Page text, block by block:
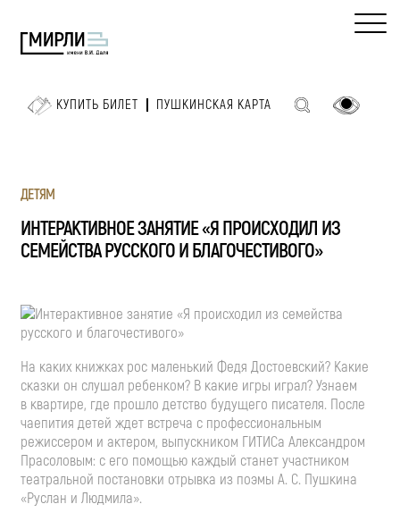
КУПИТЬ БИЛЕТ ПУШКИНСКАЯ КАРТА
ДЕТЯМ
ИНТЕРАКТИВНОЕ ЗАНЯТИЕ «Я ПРОИСХОДИЛ ИЗ
СЕМЕЙСТВА РУССКОГО И БЛАГОЧЕСТИВОГО»
На каких книжках рос маленький Федя Достоевский? Какие
сказки он слушал ребенком? В какие игры играл? Узнаем
в квартире, где прошло детство будущего писателя. После
чаепития детей ждет встреча с профессиональным
режиссером и актером, выпускником ГИТИСа Александром
Прасоловым: с его помощью каждый станет участником
театральной постановки отрывка из поэмы А. С. Пушкина
«Руслан и Людмила».